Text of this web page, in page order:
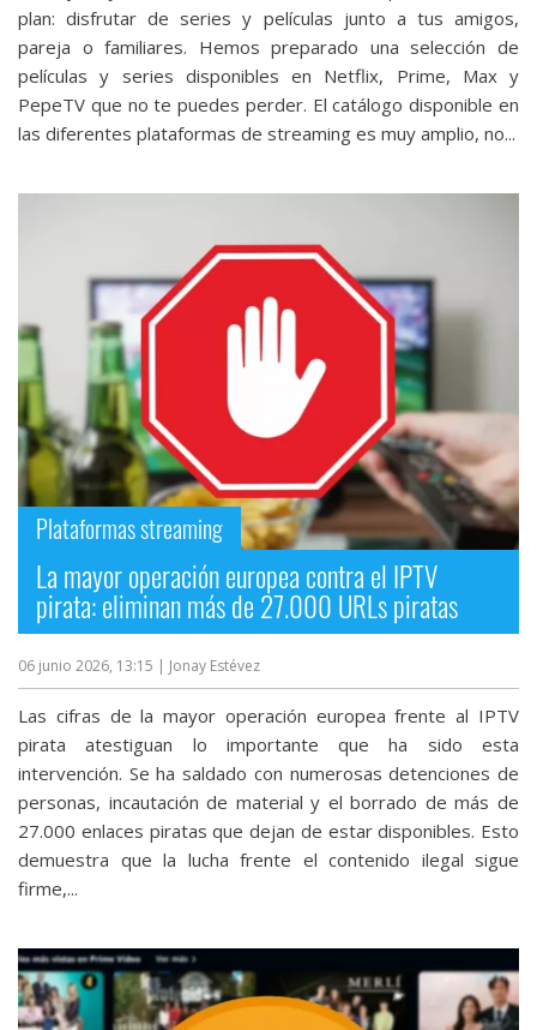
plan: disfrutar de series y películas junto a tus amigos,
pareja o familiares. Hemos preparado una selección de
películas y series disponibles en Netflix, Prime, Max y
PepeTV que no te puedes perder. El catálogo disponible en
las diferentes plataformas de streaming es muy amplio, no...
Plataformas streaming
La mayor operación europea contra el IPTV
pirata: eliminan más de 27.000 URLs piratas
06 junio 2026, 13:15 | Jonay Estévez
Las cifras de la mayor operación europea frente al IPTV
pirata atestiguan lo importante que ha sido esta
intervención. Se ha saldado con numerosas detenciones de
personas, incautación de material y el borrado de más de
27.000 enlaces piratas que dejan de estar disponibles. Esto
demuestra que la lucha frente el contenido ilegal sigue
firme,...